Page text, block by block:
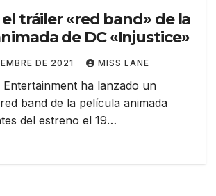
tráiler «red band» de la
de DC «Injustice»
DE 2021 MISS LANE
ha lanzado un
band de la película animada
del estreno el 19…